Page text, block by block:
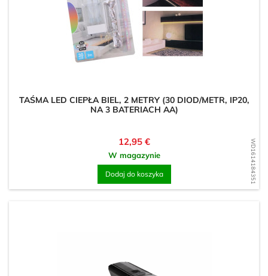
WD1614184351
TAŚMA LED CIEPŁA BIEL, 2 METRY (30 DIOD/METR, IP20,
NA 3 BATERIACH AA)
Cena
12,95 €
W magazynie
Dodaj do koszyka